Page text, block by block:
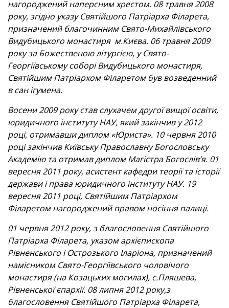
нагороджений наперсним хрестом. 08 травня 2008
року, згідно указу Святійшого Патріарха Філарета,
призначений благочинним Свято-Михайлівського
Видубицького монастиря м.Києва. 06 травня 2009
року за Божественою літургією, у Свято-
Георгіївському соборі Видубицького монастиря,
Святійшим Патріархом Філаретом був возведенний
в сан ігумена.
Восени 2009 року став слухачем другої вищої освіти,
юридичного інституту НАУ, який закінчив у 2012
році, отримавши диплом «Юриста». 10 червня 2010
році закінчив Київську Православну Богословську
Академію та отримав диплом Магістра Богослів’я. 01
вересня 2011 року, асистент кафедри теорії та історії
держави і права юридичного інституту НАУ. 19
вересня 2011 році, Святійшим Патріархом
Філаретом нагороджений правом носіння палиці.
01 червня 2012 року, з благословення Святійшого
Патріарха Філарета, указом архієпископа
Рівненського і Острозького Іларіона, призначений
намісником Свято-Георгіївського чоловічого
монастиря (на Козацьких могилах), с.Пляшева,
Рівненської єпархії. 08 липня 2012 року,з
благословення Святійшого Патріарха Філарета,